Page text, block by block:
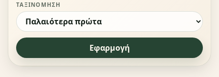
ΤΑΞΙΝΌΜΗΣΗ
Εφαρμογή